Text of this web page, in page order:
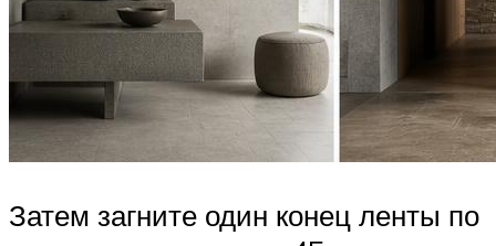
Затем загните один конец ленты по